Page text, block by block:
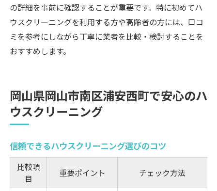
の詳細を事前に確認することが重要です。特に初めてハ
ウスクリーニングを利用する方や高齢者の方には、口コ
ミを参考にしながら丁寧に業者を比較・検討することを
おすすめします。
岡山県岡山市南区浦安西町で安心のハ
ウスクリーニング
信頼できるハウスクリーニング選びのコツ
比較項
目
重要ポイント チェック方法